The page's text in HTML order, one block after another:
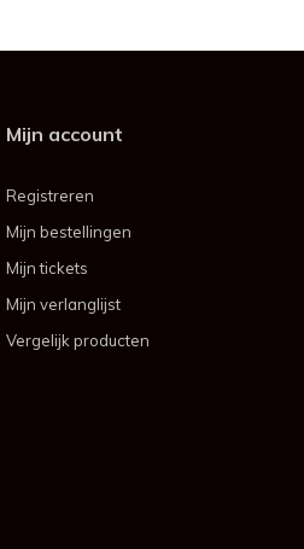
Mijn account
Registreren
Mijn bestellingen
Mijn tickets
Mijn verlanglijst
Vergelijk producten